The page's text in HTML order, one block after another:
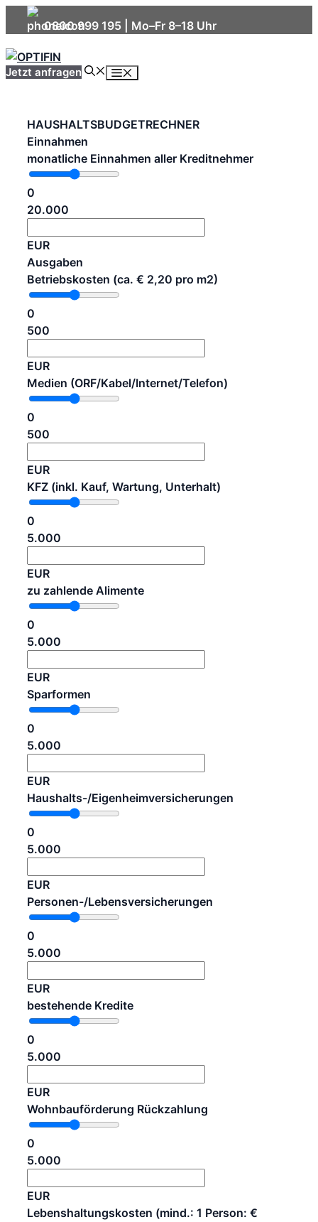
Skip
to
content
0800 999 195 | Mo–Fr 8–18 Uhr
Jetzt anfragen Menu
HAUSHALTSBUDGETRECHNER
Einnahmen
monatliche Einnahmen aller Kreditnehmer
0
20.000
EUR
Ausgaben
Betriebskosten (ca. € 2,20 pro m2)
0
500
EUR
Medien (ORF/Kabel/Internet/Telefon)
0
500
EUR
KFZ (inkl. Kauf, Wartung, Unterhalt)
0
5.000
EUR
zu zahlende Alimente
0
5.000
EUR
Sparformen
0
5.000
EUR
Haushalts-/​Eigenheimversicherungen
0
5.000
EUR
Personen-/​Lebensversicherungen
0
5.000
EUR
bestehende Kredite
0
5.000
EUR
Wohnbauförderung Rückzahlung
0
5.000
EUR
Lebenshaltungskosten (mind.: 1 Person: €